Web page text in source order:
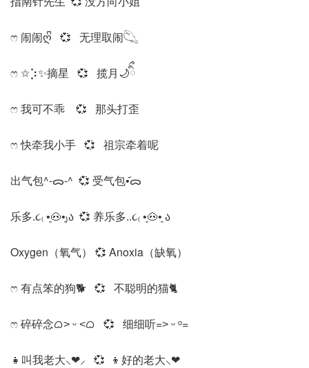
ෆ 闹闹ღᩚ 💞 无理取闹𓆡
ෆ ✩⡱✨摘星 💞 揽月🌙ིྀ
ෆ 我可不乖 💞 那头打歪
ෆ 快牵我小手 💞 祖宗牵着呢
出气包^-ᯅ-^ 💞 受气包•᷄ᯅ
乐多.૮₍ •͈🐽•͈₎ა 💞 养乐多..૮₍ •͈🐽•͈ ა
Oxygen（氧气） 💞 Anoxia（缺氧）
ෆ 有点笨的狗🐕 💞 不聪明的猫🐈
ෆ 碎碎念ᜊ˃ ᵕ ˂ᜊ 💞 细细听=˃ ᵕ ᵒ=
👧叫我老大⸜❤︎⸝ 💞 👦好的老大⸜❤︎